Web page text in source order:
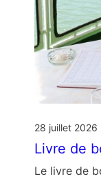
28 juillet 2026
Livre de
Le livre de